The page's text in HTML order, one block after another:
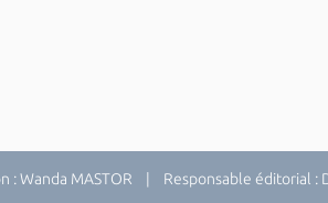
Wanda MASTOR | Responsable éditorial :